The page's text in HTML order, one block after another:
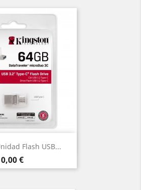
Flash USB...
Precio
0,00 €
rápida